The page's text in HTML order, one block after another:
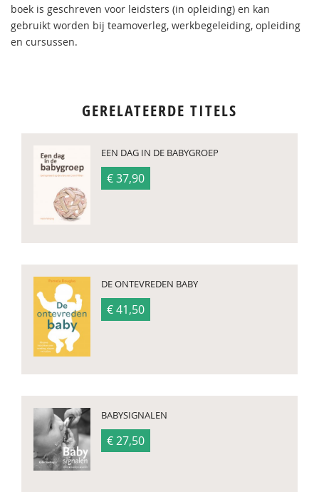
boek is geschreven voor leidsters (in opleiding) en kan
gebruikt worden bij teamoverleg, werkbegeleiding, opleiding
en cursussen.
GERELATEERDE TITELS
EEN DAG IN DE BABYGROEP
€ 37,90
DE ONTEVREDEN BABY
€ 41,50
BABYSIGNALEN
€ 27,50